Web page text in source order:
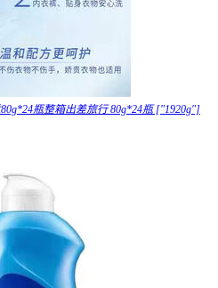
瓶整箱出差旅行 80g*24瓶 ["1920g"]